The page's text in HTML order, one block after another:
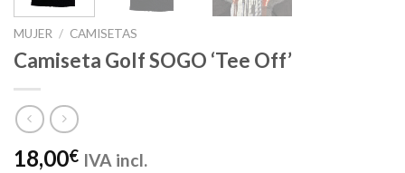
MUJER / CAMISETAS
Camiseta Golf SOGO ‘Tee Off’
18,00€ IVA incl.